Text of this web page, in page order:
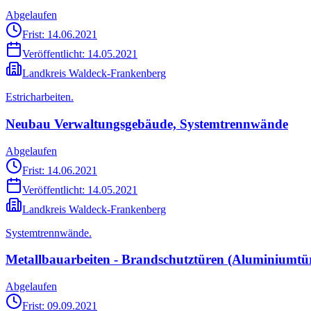
Abgelaufen
Frist: 14.06.2021
Veröffentlicht: 14.05.2021
Landkreis Waldeck-Frankenberg
Estricharbeiten.
Neubau Verwaltungsgebäude, Systemtrennwände
Abgelaufen
Frist: 14.06.2021
Veröffentlicht: 14.05.2021
Landkreis Waldeck-Frankenberg
Systemtrennwände.
Metallbauarbeiten - Brandschutztüren
Abgelaufen
Frist: 09.09.2021